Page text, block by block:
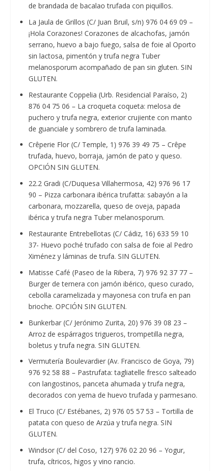
de brandada de bacalao trufada con piquillos.
La Jaula de Grillos (C/ Juan Bruil, s/n) 976 04 69 09 –
¡Hola Corazones! Corazones de alcachofas, jamón
serrano, huevo a bajo fuego, salsa de foie al Oporto
sin lactosa, pimentón y trufa negra Tuber
melanosporum acompañado de pan sin gluten. SIN
GLUTEN.
Restaurante Coppelia (Urb. Residencial Paraíso, 2)
876 04 75 06 – La croqueta coqueta: melosa de
puchero y trufa negra, exterior crujiente con manto
de guanciale y sombrero de trufa laminada.
Crêperie Flor (C/ Temple, 1) 976 39 49 75 – Crêpe
trufada, huevo, borraja, jamón de pato y queso.
OPCIÓN SIN GLUTEN.
22.2 Gradi (C/Duquesa Villahermosa, 42) 976 96 17
90 – Pizza carbonara ibérica trufatta: sabayón a la
carbonara, mozzarella, queso de oveja, papada
ibérica y trufa negra Tuber melanosporum.
Restaurante Entrebellotas (C/ Cádiz, 16) 633 59 10
37- Huevo poché trufado con salsa de foie al Pedro
Ximénez y láminas de trufa. SIN GLUTEN.
Matisse Café (Paseo de la Ribera, 7) 976 92 37 77 –
Burger de ternera con jamón ibérico, queso curado,
cebolla caramelizada y mayonesa con trufa en pan
brioche. OPCIÓN SIN GLUTEN.
Bunkerbar (C/ Jerónimo Zurita, 20) 976 39 08 23 –
Arroz de espárragos trigueros, trompetilla negra,
boletus y trufa negra. SIN GLUTEN.
Vermutería Boulevardier (Av. Francisco de Goya, 79)
976 92 58 88 – Pastrufata: tagliatelle fresco salteado
con langostinos, panceta ahumada y trufa negra,
decorados con yema de huevo trufada y parmesano.
El Truco (C/ Estébanes, 2) 976 05 57 53 – Tortilla de
patata con queso de Arzúa y trufa negra. SIN
GLUTEN.
Windsor (C/ del Coso, 127) 976 02 20 96 – Yogur,
trufa, cítricos, higos y vino rancio.